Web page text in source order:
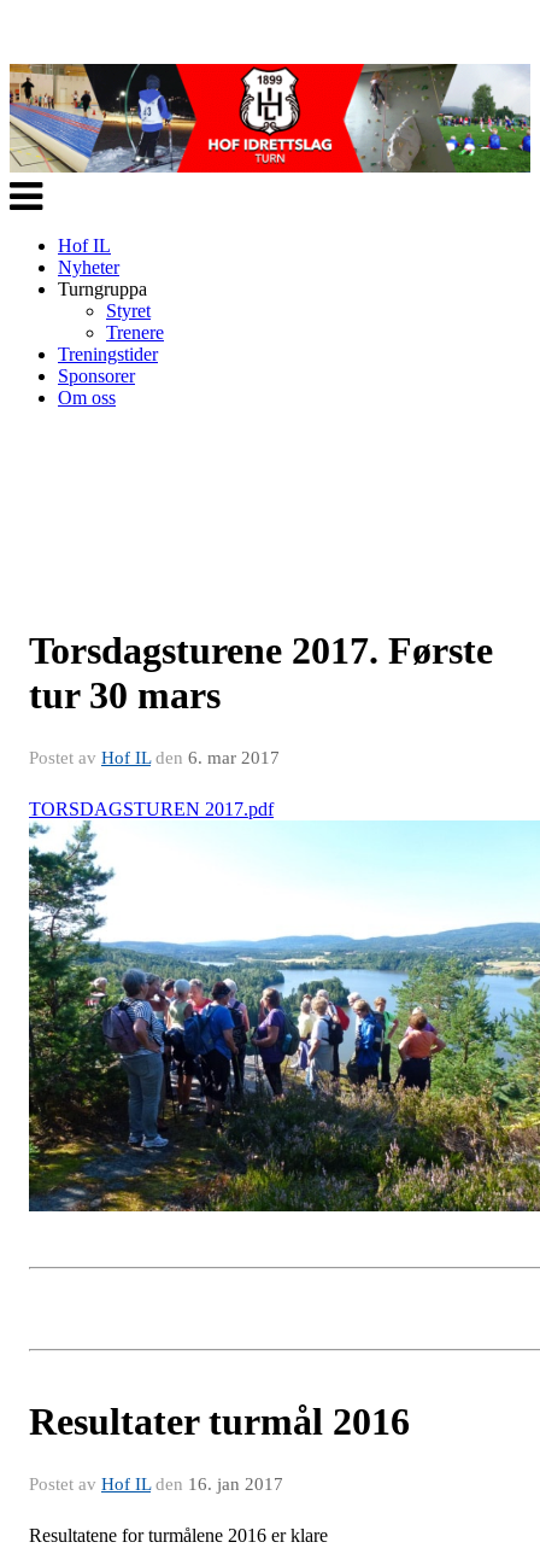
Veksle
navigasjon
Hof IL
Nyheter
Turngruppa
Styret
Trenere
Treningstider
Sponsorer
Om oss
Torsdagsturene 2017. Første
tur 30 mars
Postet av Hof ILden 6. mar 2017
TORSDAGSTUREN 2017.pdf
Resultater turmål 2016
Postet av Hof ILden 16. jan 2017
Resultatene for turmålene 2016 er klare